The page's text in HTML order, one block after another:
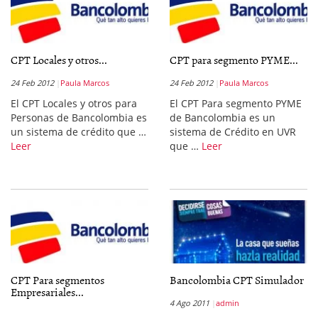
CPT Locales y otros...
24 Feb 2012 Paula Marcos
El CPT Locales y otros para
Personas de Bancolombia es
un sistema de crédito que …
Leer
CPT para segmento PYME...
24 Feb 2012 Paula Marcos
El CPT Para segmento PYME
de Bancolombia es un
sistema de Crédito en UVR
que … Leer
CPT Para segmentos
Empresariales...
Bancolombia CPT Simulador
4 Ago 2011 admin